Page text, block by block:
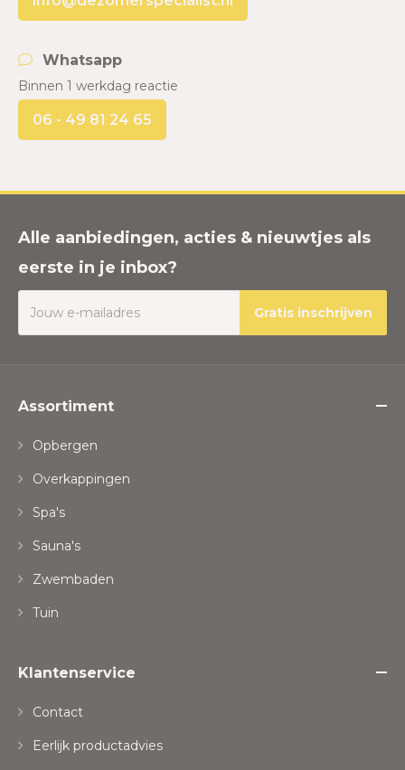
Whatsapp
Binnen 1 werkdag reactie
06 - 49 81 24 65
Alle aanbiedingen, acties & nieuwtjes als
eerste in je inbox?
Gratis inschrijven
Assortiment
Opbergen
Overkappingen
Spa's
Sauna's
Zwembaden
Tuin
Klantenservice
Contact
Eerlijk productadvies